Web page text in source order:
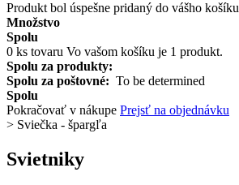
Produkt bol úspešne pridaný do vášho košíku
Množstvo
Spolu
0 ks tovaru Vo vašom košíku je 1 produkt.
Spolu za produkty:
Spolu za poštovné: To be determined
Spolu
Pokračovať v nákupe Prejsť na objednávku
> Sviečka - špargľa
Svietniky